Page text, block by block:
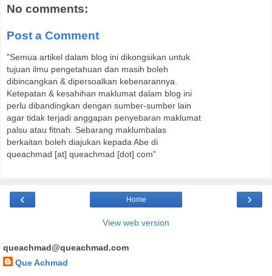
No comments:
Post a Comment
"Semua artikel dalam blog ini dikongsikan untuk
tujuan ilmu pengetahuan dan masih boleh
dibincangkan & dipersoalkan kebenarannya.
Ketepatan & kesahihan maklumat dalam blog ini
perlu dibandingkan dengan sumber-sumber lain
agar tidak terjadi anggapan penyebaran maklumat
palsu atau fitnah. Sebarang maklumbalas
berkaitan boleh diajukan kepada Abe di
queachmad [at] queachmad [dot] com"
‹ ›
Home
View web version
queachmad@queachmad.com
Que Achmad